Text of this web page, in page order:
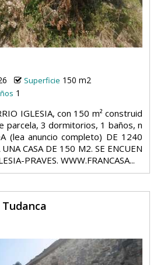
Superficie 150 m2
1
IGLESIA, con 150 m² construid
parcela, 3 dormitorios, 1 baños, n
(lea anuncio completo) DE 1240
CASA DE 150 M2. SE ENCUEN
PRAVES. WWW.FRANCASA...